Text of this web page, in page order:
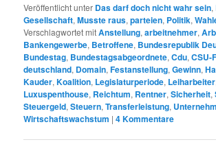
Veröffentlicht unter Das darf doch nicht wahr sein,
Gesellschaft,Musste raus,parteien, Politik,
Verschlagwortet mitAnstellung,arbeitnehmer,
Bankengewerbe, Betroffene, Bundesrepublik
Bundestag, Bundestagsabgeordnete,Cdu,CSU-
deutschland, Domain,Festanstellung,Gewinn,
Kauder,Koalition, Legislaturperiode, Leiharbeiter
Luxuspenthouse, Reichtum, Rentner,Sicherheit,
Steuergeld,Steuern,Transferleistung,
Wirtschaftswachstum |4Kommentare